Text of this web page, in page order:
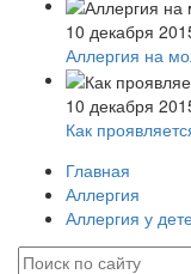
10 декабря
Аллергия на
10 декабря
Как
Главная
Аллергия
Аллергия у